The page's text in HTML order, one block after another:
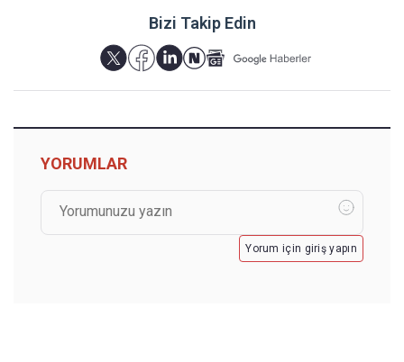
Bizi Takip Edin
YORUMLAR
Yorum için giriş yapın